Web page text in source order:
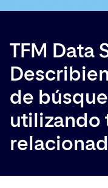
TFM Data
de
utilizando